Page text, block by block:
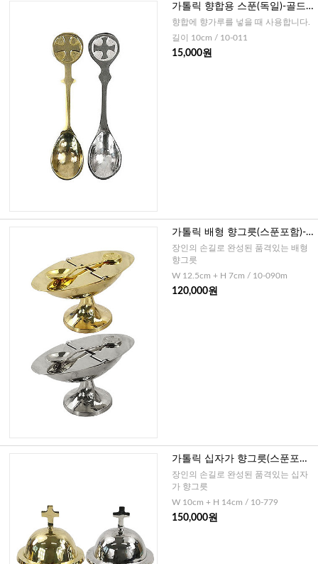
가톨릭 향합용 스푼(독일)-골드,
실버
향합에 향가루를 넣을 때 사용합니다.
길이 10cm / 10-011
15,000원
가톨릭 배형 향그릇(스푼포함)-
독일(골드,실버)
장인의 손길로 완성된 품격있는 배형
향그릇
W 12.5cm + H 7cm / 10-090m
120,000원
가톨릭 십자가 향그릇(스푼포함)
-독일(골드,실버)
장인의 손길로 완성된 품격있는 십자
가 향그릇
W 10cm + H 14cm / 10-779
150,000원